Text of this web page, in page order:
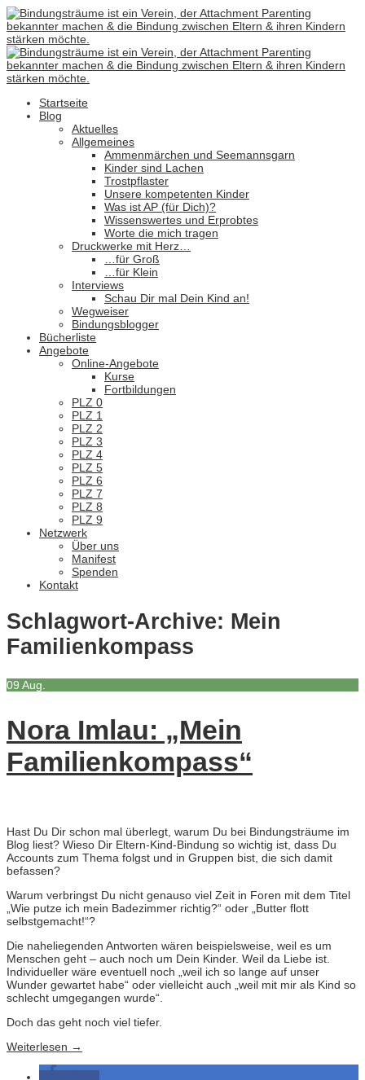
Startseite
Blog
Aktuelles
Allgemeines
Ammenmärchen und Seemannsgarn
Kinder sind Lachen
Trostpflaster
Unsere kompetenten Kinder
Was ist AP (für Dich)?
Wissenswertes und Erprobtes
Worte die mich tragen
Druckwerke mit Herz…
…für Groß
…für Klein
Interviews
Schau Dir mal Dein Kind an!
Wegweiser
Bindungsblogger
Bücherliste
Angebote
Online-Angebote
Kurse
Fortbildungen
PLZ 0
PLZ 1
PLZ 2
PLZ 3
PLZ 4
PLZ 5
PLZ 6
PLZ 7
PLZ 8
PLZ 9
Netzwerk
Über uns
Manifest
Spenden
Kontakt
Schlagwort-Archive: Mein
Familienkompass
09 Aug.
Nora Imlau: „Mein
Familienkompass“
Hast Du Dir schon mal überlegt, warum Du bei Bindungsträume im
Blog liest? Wieso Dir Eltern-Kind-Bindung so wichtig ist, dass Du
Accounts zum Thema folgst und in Gruppen bist, die sich damit
befassen?
Warum verbringst Du nicht genauso viel Zeit in Foren mit dem Titel
„Wie putze ich mein Badezimmer richtig?“ oder „Butter flott
selbstgemacht!“?
Die naheliegenden Antworten wären beispielsweise, weil es um
Menschen geht – auch noch um Dein Kinder. Weil da Liebe ist.
Individueller wäre eventuell noch „weil ich so lange auf unser
Wunder gewartet habe“ oder vielleicht auch „weil mit mir als Kind so
schlecht umgegangen wurde“.
Doch das geht noch viel tiefer.
Weiterlesen →